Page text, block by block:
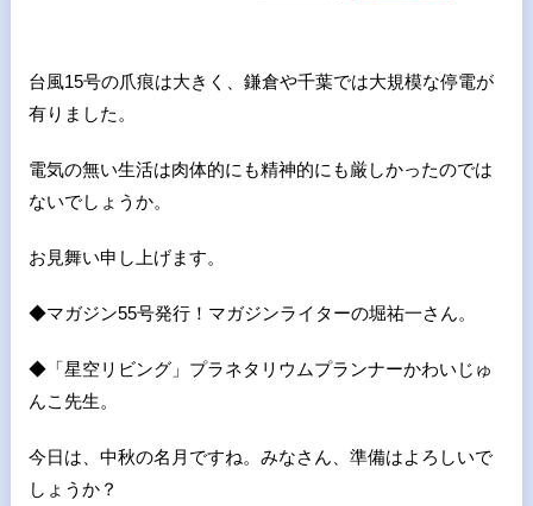
台風15号の爪痕は大きく、鎌倉や千葉では大規模な停電が
有りました。
電気の無い生活は肉体的にも精神的にも厳しかったのでは
ないでしょうか。
お見舞い申し上げます。
◆マガジン55号発行！マガジンライターの堀祐一さん。
◆「星空リビング」プラネタリウムプランナーかわいじゅ
んこ先生。
今日は、中秋の名月ですね。みなさん、準備はよろしいで
しょうか？